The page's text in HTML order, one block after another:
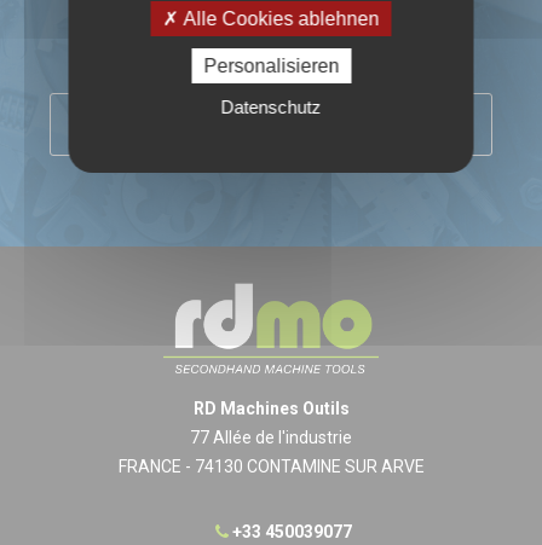
Alle Cookies ablehnen
Personalisieren
Datenschutz
Zubehör?
Mehr Informationen? Preis? Lieferung?
RD Machines Outils
77 Allée de l'industrie
FRANCE - 74130 CONTAMINE SUR ARVE
+33 450039077